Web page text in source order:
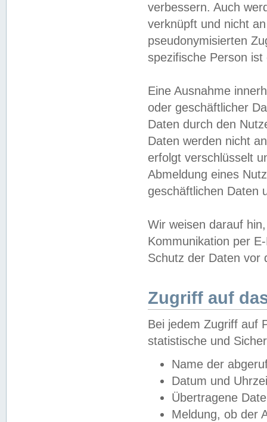
verbessern. Auch
verknüpft und nicht
pseudonymisierten
spezifische Person
Eine Ausnahme
oder geschäftlicher
Daten durch den
Daten werden nicht
erfolgt verschlüsselt
Abmeldung eines
geschäftlichen Daten
Wir weisen darauf
Kommunikation per
Schutz der Daten vor
Zugriff auf
Bei jedem Zugriff auf
statistische und
Name der
Datum und
Übertragene
Meldung, ob der